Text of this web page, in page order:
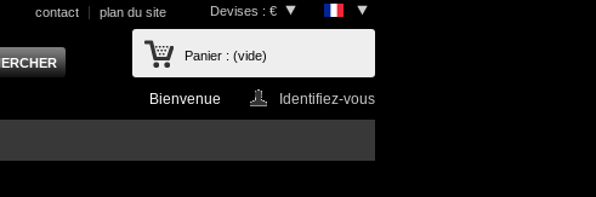
Devises : €
contact plan du site
Panier : (vide)
Bienvenue Identifiez-vous